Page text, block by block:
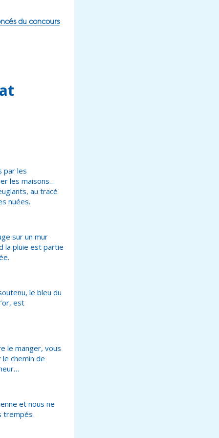
du concours
par les
les maisons…
au tracé
nuées.
sur un mur
la pluie est partie
le bleu du
est
le manger, vous
chemin de
et nous ne
trempés